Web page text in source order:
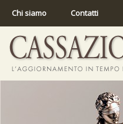
Chi siamo Contatti